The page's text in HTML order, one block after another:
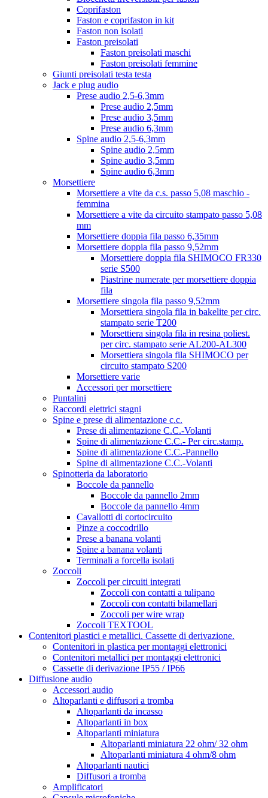
Coprifaston
Faston e coprifaston in kit
Faston non isolati
Faston preisolati
Faston preisolati maschi
Faston preisolati femmine
Giunti preisolati testa testa
Jack e plug audio
Prese audio 2,5-6,3mm
Prese audio 2,5mm
Prese audio 3,5mm
Prese audio 6,3mm
Spine audio 2,5-6,3mm
Spine audio 2,5mm
Spine audio 3,5mm
Spine audio 6,3mm
Morsettiere
Morsettiere a vite da c.s. passo 5,08 maschio -
femmina
Morsettiere a vite da circuito stampato passo 5,08
mm
Morsettiere doppia fila passo 6,35mm
Morsettiere doppia fila passo 9,52mm
Morsettiere doppia fila SHIMOCO FR330
serie S500
Piastrine numerate per morsettiere doppia
fila
Morsettiere singola fila passo 9,52mm
Morsettiera singola fila in bakelite per circ.
stampato serie T200
Morsettiera singola fila in resina poliest.
per circ. stampato serie AL200-AL300
Morsettiera singola fila SHIMOCO per
circuito stampato S200
Morsettiere varie
Accessori per morsettiere
Puntalini
Raccordi elettrici stagni
Spine e prese di alimentazione c.c.
Prese di alimentazione C.C.-Volanti
Spine di alimentazione C.C.- Per circ.stamp.
Spine di alimentazione C.C.-Pannello
Spine di alimentazione C.C.-Volanti
Spinotteria da laboratorio
Boccole da pannello
Boccole da pannello 2mm
Boccole da pannello 4mm
Cavallotti di cortocircuito
Pinze a coccodrillo
Prese a banana volanti
Spine a banana volanti
Terminali a forcella isolati
Zoccoli
Zoccoli per circuiti integrati
Zoccoli con contatti a tulipano
Zoccoli con contatti bilamellari
Zoccoli per wire wrap
Zoccoli TEXTOOL
Contenitori plastici e metallici. Cassette di derivazione.
Contenitori in plastica per montaggi elettronici
Contenitori metallici per montaggi elettronici
Cassette di derivazione IP55 / IP66
Diffusione audio
Accessori audio
Altoparlanti e diffusori a tromba
Altoparlanti da incasso
Altoparlanti in box
Altoparlanti miniatura
Altoparlanti miniatura 22 ohm/ 32 ohm
Altoparlanti miniatura 4 ohm/8 ohm
Altoparlanti nautici
Diffusori a tromba
Amplificatori